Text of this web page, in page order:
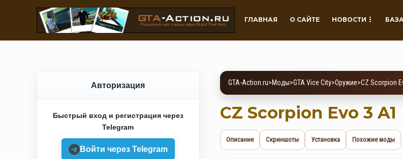
ГЛАВНАЯ О САЙТЕ НОВОСТИ
Авторизация
Быстрый вход и регистрация через
Telegram
Войти через Telegram
GTA-Action.ru>Моды>GTA Vice City>Оружие>CZ Scorpion
CZ Scorpion Evo 3 A1
Описание Скриншоты Установка Похожие моды